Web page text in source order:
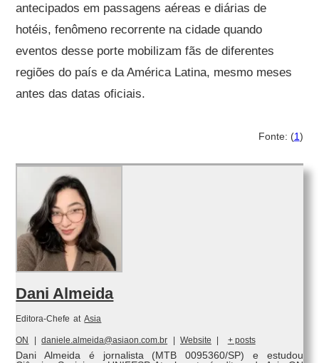
antecipados em passagens aéreas e diárias de
hotéis, fenômeno recorrente na cidade quando
eventos desse porte mobilizam fãs de diferentes
regiões do país e da América Latina, mesmo meses
antes das datas oficiais.
Fonte: (1)
Dani Almeida
Editora-Chefe at Asia
ON daniele.almeida@asiaon.com.br Website + posts
Dani Almeida é jornalista (MTB 0095360/SP) e estudou